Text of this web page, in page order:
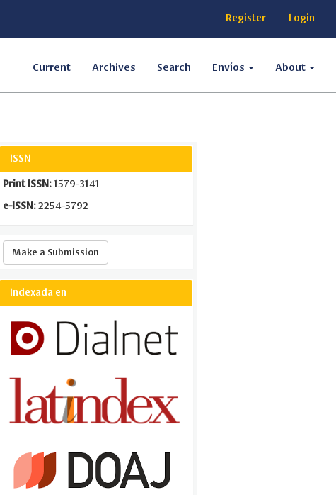
Register Login
Current Archives Search Envíos About
ISSN
Print ISSN: 1579-3141
e-ISSN: 2254-5792
Make
a
Make a Submission
Indexada en